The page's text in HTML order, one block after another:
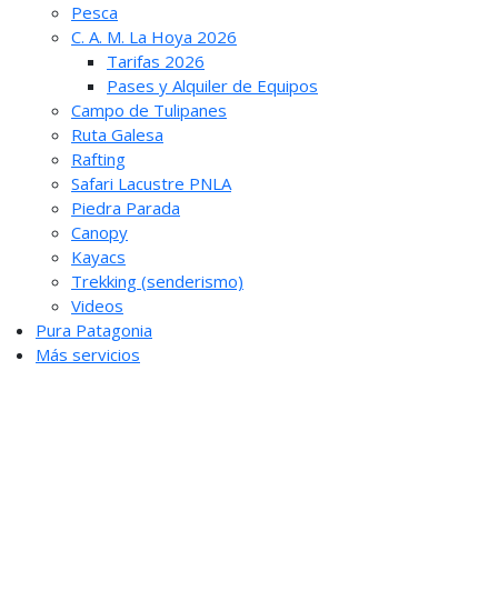
Pesca
C. A. M. La Hoya 2026
Tarifas 2026
Pases y Alquiler de Equipos
Campo de Tulipanes
Ruta Galesa
Rafting
Safari Lacustre PNLA
Piedra Parada
Canopy
Kayacs
Trekking (senderismo)
Videos
Pura Patagonia
Más servicios